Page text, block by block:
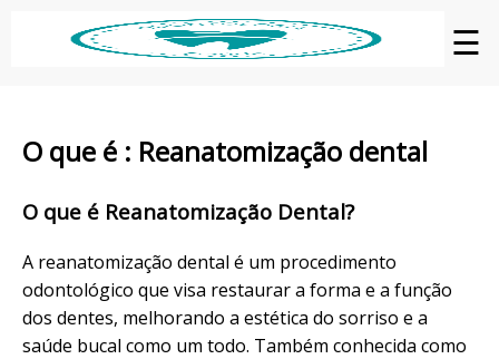
☰
O que é : Reanatomização dental
O que é Reanatomização Dental?
A reanatomização dental é um procedimento
odontológico que visa restaurar a forma e a função
dos dentes, melhorando a estética do sorriso e a
saúde bucal como um todo. Também conhecida como